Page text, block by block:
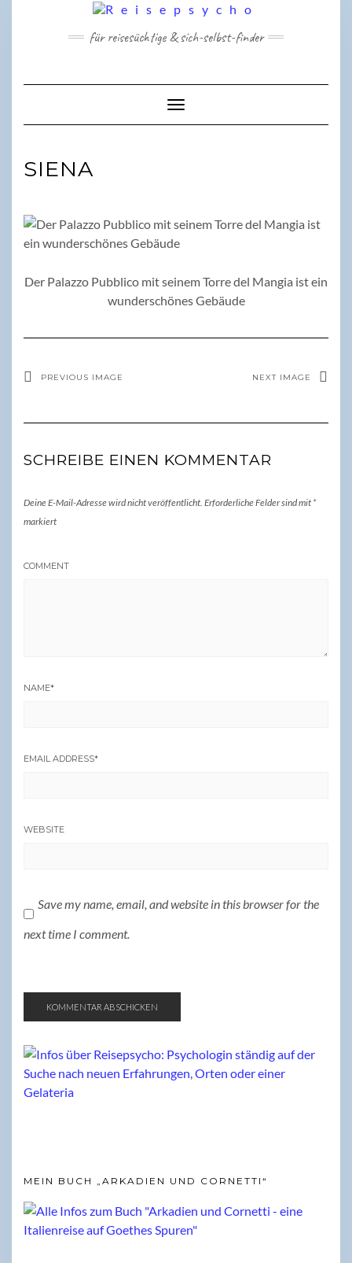
für reisesüchtige & sich-selbst-finder
Toggle Navigation
SIENA
Der Palazzo Pubblico mit seinem Torre del Mangia ist ein
wunderschönes Gebäude
PREVIOUS IMAGE NEXT IMAGE
SCHREIBE EINEN KOMMENTAR
Deine E-Mail-Adresse wird nicht veröffentlicht. Erforderliche Felder sind mit *
markiert
COMMENT
NAME*
EMAIL ADDRESS*
WEBSITE
Save my name, email, and website in this browser for the
next time I comment.
MEIN BUCH „ARKADIEN UND CORNETTI“